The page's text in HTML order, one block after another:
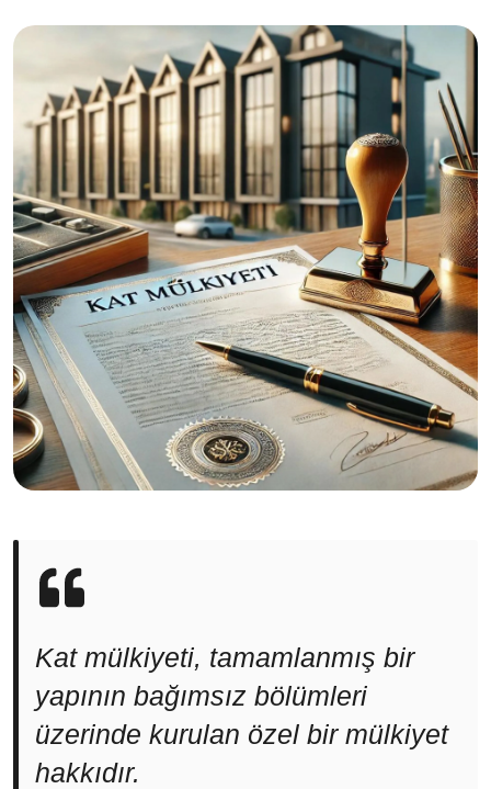
Kat mülkiyeti, tamamlanmış bir
yapının bağımsız bölümleri
üzerinde kurulan özel bir mülkiyet
hakkıdır.